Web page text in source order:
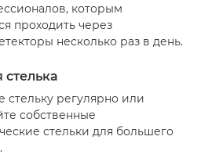
которым
проходить через
несколько раз в день.
стельку регулярно или
собственные
стельки для большего